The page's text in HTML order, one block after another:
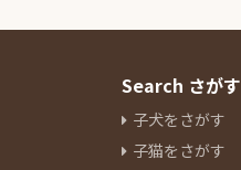
Search さがす
子犬をさがす
子猫をさがす